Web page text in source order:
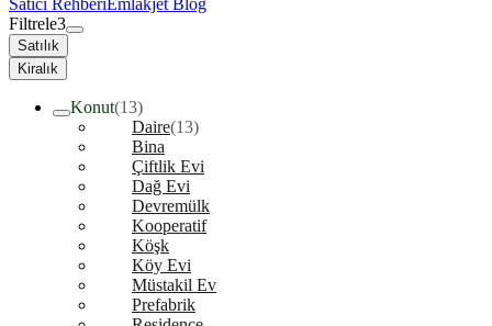
Satıcı RehberiEmlakjet Blog
Filtrele3
Satılık
Kiralık
Konut(13)
Daire(13)
Bina
Çiftlik Evi
Dağ Evi
Devremülk
Kooperatif
Köşk
Köy Evi
Müstakil Ev
Prefabrik